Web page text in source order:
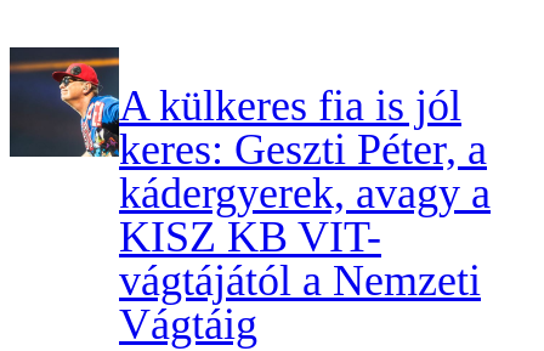
A külkeres fia is jól
keres: Geszti Péter, a
kádergyerek, avagy a
KISZ KB VIT-
vágtájától a Nemzeti
Vágtáig